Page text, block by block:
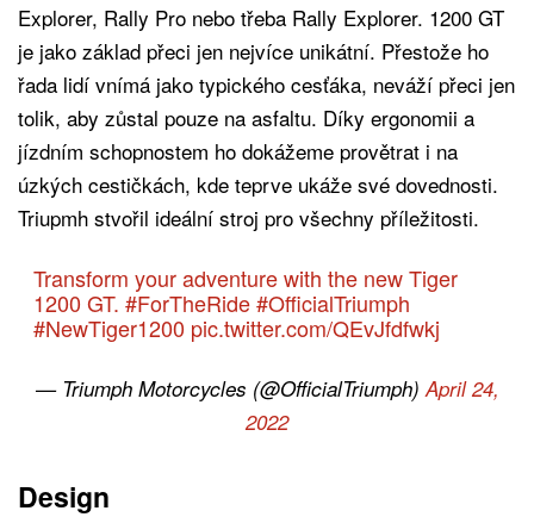
Explorer, Rally Pro nebo třeba Rally Explorer. 1200 GT
je jako základ přeci jen nejvíce unikátní. Přestože ho
řada lidí vnímá jako typického cesťáka, neváží přeci jen
tolik, aby zůstal pouze na asfaltu. Díky ergonomii a
jízdním schopnostem ho dokážeme provětrat i na
úzkých cestičkách, kde teprve ukáže své dovednosti.
Triupmh stvořil ideální stroj pro všechny příležitosti.
Transform your adventure with the new Tiger
1200 GT. #ForTheRide #OfficialTriumph
#NewTiger1200 pic.twitter.com/QEvJfdfwkj
— Triumph Motorcycles (@OfficialTriumph) April 24,
2022
Design